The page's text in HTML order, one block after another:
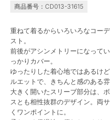
商品番号：CD013-31615
重ねて着るからいろいろなコー
スト。
前後がアシンメトリーになって
っかりカバー。
ゆったりした着心地ではあるけ
ルエットで、きちんと感のある雰
大きく開いたスリーブ部分は、
スとも相性抜群のデザイン。両
くワンポイントに。